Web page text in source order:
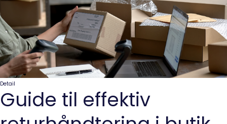
Detail
Guide til effektiv